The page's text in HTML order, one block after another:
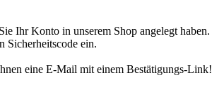
Ihr Konto in unserem Shop angelegt haben.
Sicherheitscode ein.
eine E-Mail mit einem Bestätigungs-Link!